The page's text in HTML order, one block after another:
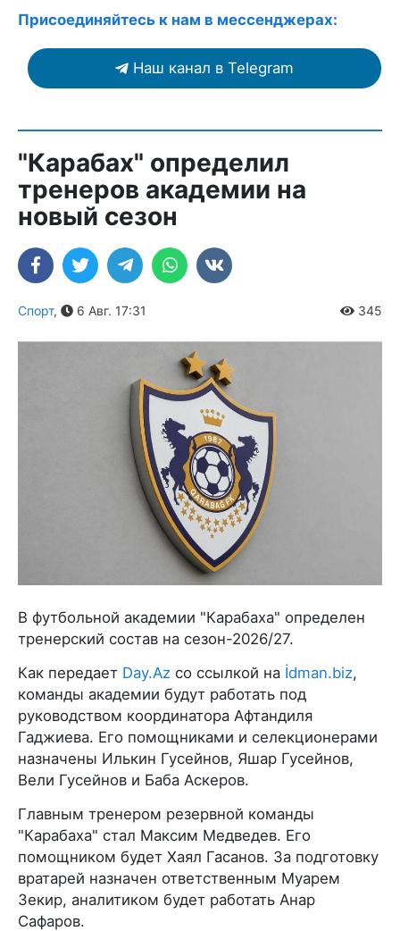
Присоединяйтесь к нам в мессенджерах:
Наш канал в Telegram
"Карабах" определил
тренеров академии на
новый сезон
Спорт, 6 Авг. 17:31 345
В футбольной академии "Карабаха" определен
тренерский состав на сезон-2026/27.
Как передает Day.Az со ссылкой на İdman.biz,
команды академии будут работать под
руководством координатора Афтандиля
Гаджиева. Его помощниками и селекционерами
назначены Илькин Гусейнов, Яшар Гусейнов,
Вели Гусейнов и Баба Аскеров.
Главным тренером резервной команды
"Карабаха" стал Максим Медведев. Его
помощником будет Хаял Гасанов. За подготовку
вратарей назначен ответственным Муарем
Зекир, аналитиком будет работать Анар
Сафаров.